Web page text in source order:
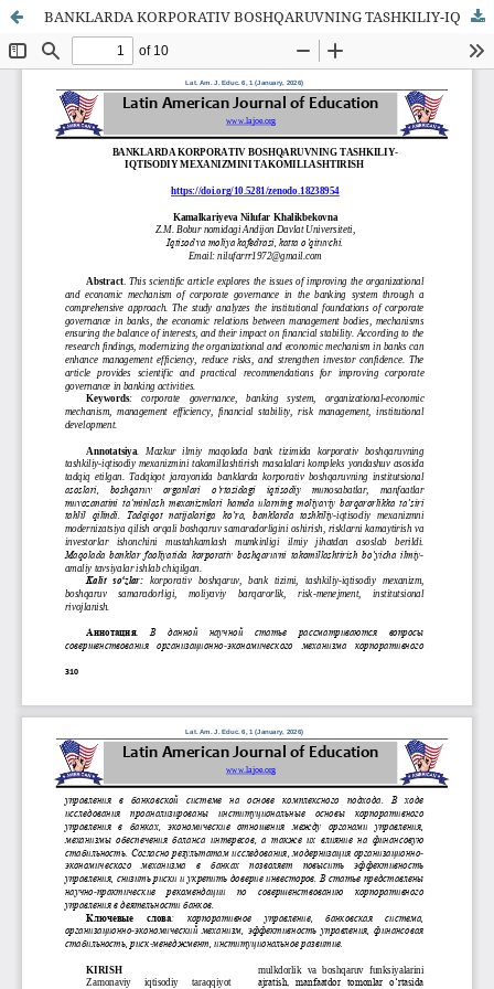
BANKLARDA KORPORATIV BOSHQARUVNING TASHKILIY-IQTISODIY MEXANIZMINI TAKOMILLASHTIRISH